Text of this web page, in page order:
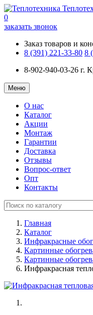
0
заказать звонок
Заказ товаров и
8 (391) 221-33-80 8
8-902-940-03-26 г.
Меню
О нас
Каталог
Акции
Монтаж
Гарантии
Доставка
Отзывы
Вопрос-ответ
Опт
Контакты
Главная
Каталог
Инфракрасные
Картинные
Картинные
Инфракрасная